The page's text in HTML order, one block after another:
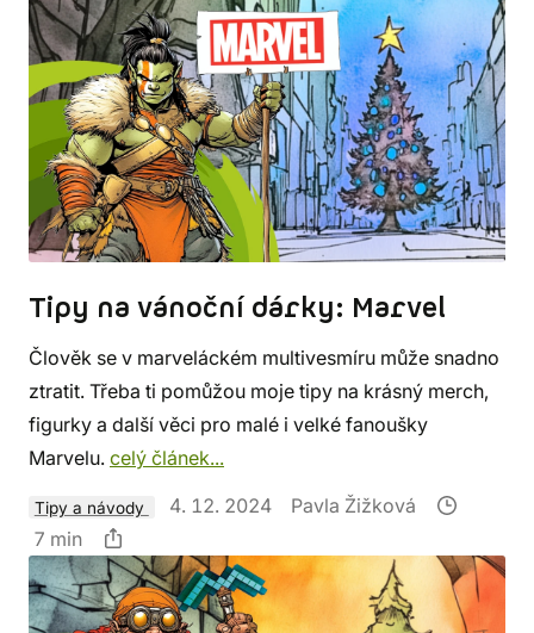
Tipy na vánoční dárky: Marvel
Člověk se v marveláckém multivesmíru může snadno
ztratit. Třeba ti pomůžou moje tipy na krásný merch,
figurky a další věci pro malé i velké fanoušky
Marvelu. celý článek...
Tipy a návody 4. 12. 2024
Pavla Žižková
7 min